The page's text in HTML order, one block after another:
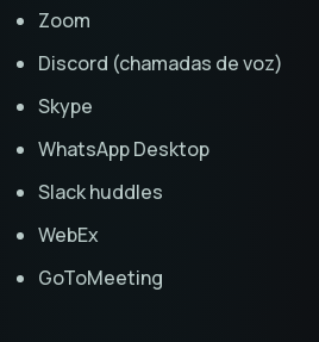
Zoom
Discord (chamadas de voz)
Skype
WhatsApp Desktop
Slack huddles
WebEx
GoToMeeting